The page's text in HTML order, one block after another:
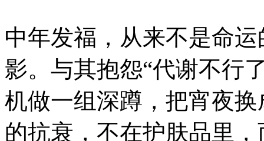
中年发福，从来不是命
影。与其抱怨“代谢不行
机做一组深蹲，把宵夜
的抗衰，不在护肤品里